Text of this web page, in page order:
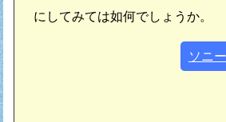
にしてみては如何でしょうか。
ソニ